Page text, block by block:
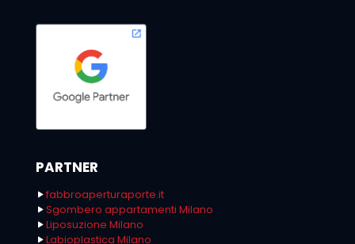
PARTNER
fabbroaperturaporte.it
Sgombero appartamenti Milano
Liposuzione Milano
Labioplastica Milano